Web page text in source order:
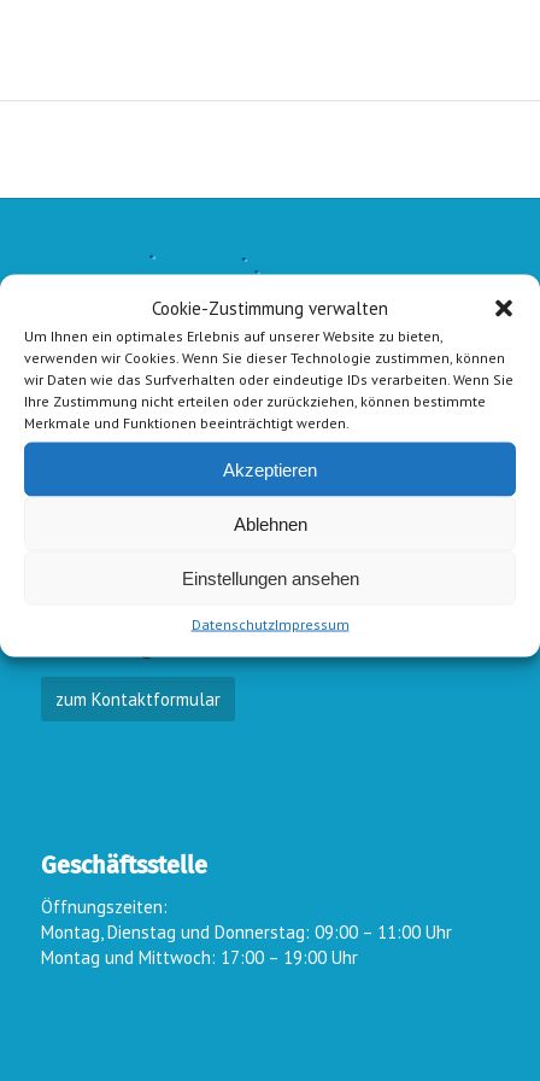
Cookie-Zustimmung verwalten
Um Ihnen ein optimales Erlebnis auf unserer Website zu bieten,
verwenden wir Cookies. Wenn Sie dieser Technologie zustimmen, können
wir Daten wie das Surfverhalten oder eindeutige IDs verarbeiten. Wenn Sie
Ihre Zustimmung nicht erteilen oder zurückziehen, können bestimmte
Merkmale und Funktionen beeinträchtigt werden.
Akzeptieren
Ablehnen
Einstellungen ansehen
DatenschutzImpressum
schwimmen@wsc-lindlar.de
zum Kontaktformular
Geschäftsstelle
Öffnungszeiten:
Montag, Dienstag und Donnerstag: 09:00 – 11:00 Uhr
Montag und Mittwoch: 17:00 – 19:00 Uhr